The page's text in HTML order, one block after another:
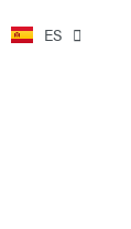
ES
IT